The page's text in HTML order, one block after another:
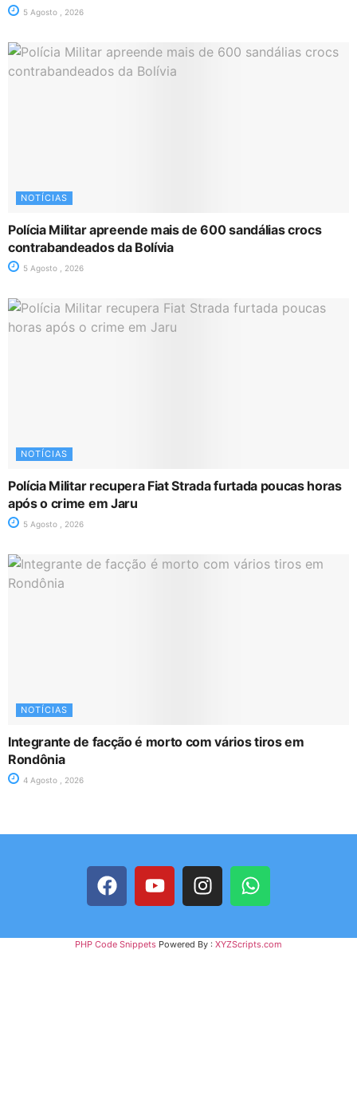
5 Agosto , 2026
NOTÍCIAS
Polícia Militar apreende mais de 600 sandálias crocs
contrabandeados da Bolívia
5 Agosto , 2026
NOTÍCIAS
Polícia Militar recupera Fiat Strada furtada poucas horas
após o crime em Jaru
5 Agosto , 2026
NOTÍCIAS
Integrante de facção é morto com vários tiros em
Rondônia
4 Agosto , 2026
PHP Code Snippets Powered By : XYZScripts.com